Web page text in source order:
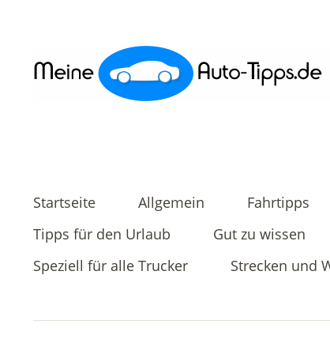
Startseite Allgemein Fahrtipps
Tipps für den Urlaub
Gut zu wissen
Speziell für alle Trucker
Strecken und